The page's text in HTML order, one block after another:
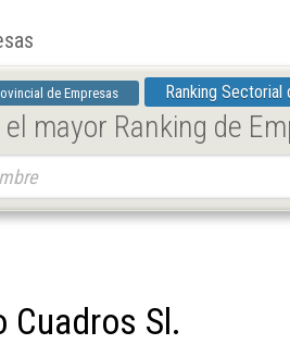
de Empresas Ranking Sectorial
mayor Ranking de
Sl.